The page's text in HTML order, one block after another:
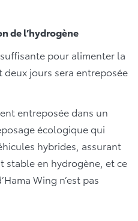
de l’hydrogène
pour alimenter la
jours sera entreposée
entreposée dans un
écologique qui
hybrides, assurant
stable en hydrogène, et ce
Wing n’est pas